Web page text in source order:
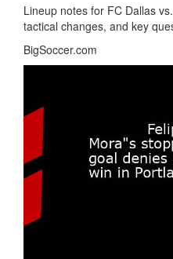
Lineup notes for FC Dallas
tactical changes, and key
BigSoccer.com